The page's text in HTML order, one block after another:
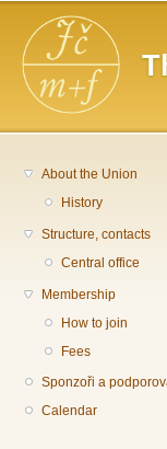
Main menu
About the Union
History
Structure, contacts
Central office
Membership
How to join
Fees
Sponzoři a
Calendar